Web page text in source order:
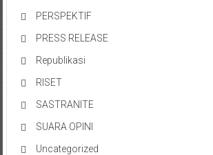
PERSPEKTIF
PRESS RELEASE
Republikasi
RISET
SASTRANITE
SUARA OPINI
Uncategorized